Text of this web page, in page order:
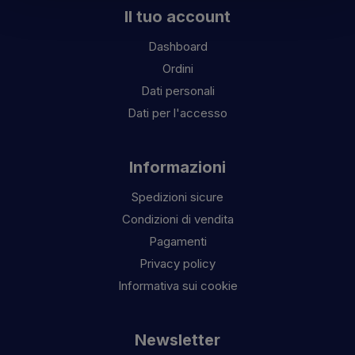
Il tuo account
Dashboard
Ordini
Dati personali
Dati per l'accesso
Informazioni
Spedizioni sicure
Condizioni di vendita
Pagamenti
Privacy policy
Informativa sui cookie
Newsletter